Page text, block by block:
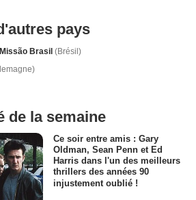
pays
Brasil (Brésil)
de la semaine
Ce soir entre amis : Gary
Oldman, Sean Penn et Ed
Harris dans l'un des meilleurs
thrillers des années 90
injustement oublié !